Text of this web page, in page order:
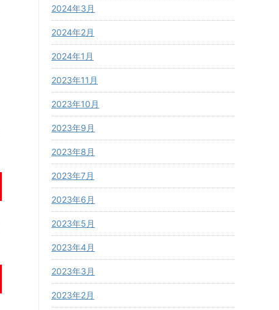
2024年3月
2024年2月
2024年1月
2023年11月
2023年10月
2023年9月
2023年8月
2023年7月
2023年6月
2023年5月
2023年4月
2023年3月
2023年2月